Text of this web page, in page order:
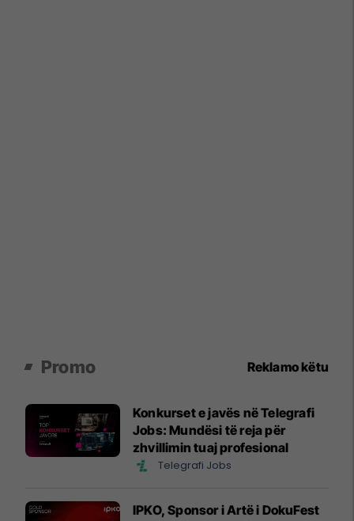
Promo Reklamo këtu
Konkurset e javës në Telegrafi
Jobs: Mundësi të reja për
zhvillimin tuaj profesional
Telegrafi Jobs
IPKO, Sponsor i Artë i DokuFest